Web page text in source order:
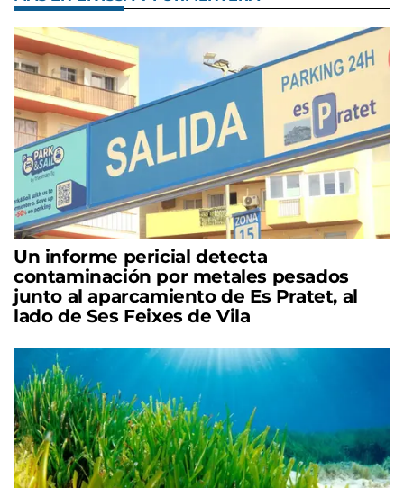
Un informe pericial detecta
contaminación por metales pesados
junto al aparcamiento de Es Pratet, al
lado de Ses Feixes de Vila